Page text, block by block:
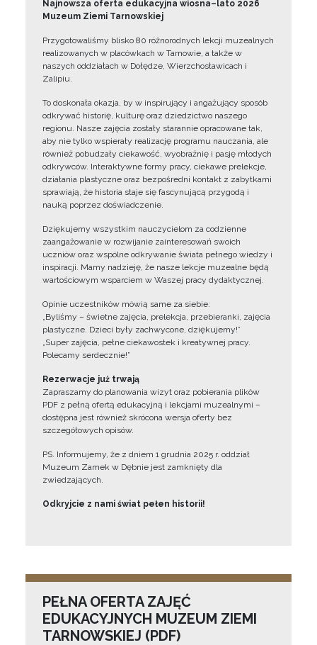
Najnowsza oferta edukacyjna wiosna–lato 2026
Muzeum Ziemi Tarnowskiej
Przygotowaliśmy blisko 80 różnorodnych lekcji muzealnych
realizowanych w placówkach w Tarnowie, a także w
naszych oddziałach w Dołędze, Wierzchosławicach i
Zalipiu.
To doskonała okazja, by w inspirujący i angażujący sposób
odkrywać historię, kulturę oraz dziedzictwo naszego
regionu. Nasze zajęcia zostały starannie opracowane tak,
aby nie tylko wspierały realizację programu nauczania, ale
również pobudzały ciekawość, wyobraźnię i pasję młodych
odkrywców. Interaktywne formy pracy, ciekawe prelekcje,
działania plastyczne oraz bezpośredni kontakt z zabytkami
sprawiają, że historia staje się fascynującą przygodą i
nauką poprzez doświadczenie.
Dziękujemy wszystkim nauczycielom za codzienne
zaangażowanie w rozwijanie zainteresowań swoich
uczniów oraz wspólne odkrywanie świata pełnego wiedzy i
inspiracji. Mamy nadzieję, że nasze lekcje muzealne będą
wartościowym wsparciem w Waszej pracy dydaktycznej.
Opinie uczestników mówią same za siebie:
„Byliśmy – świetne zajęcia, prelekcja, przebieranki, zajęcia
plastyczne. Dzieci były zachwycone, dziękujemy!”
„Super zajęcia, pełne ciekawostek i kreatywnej pracy.
Polecamy serdecznie!”
Rezerwacje już trwają
Zapraszamy do planowania wizyt oraz pobierania plików
PDF z pełną ofertą edukacyjną i lekcjami muzealnymi –
dostępna jest również skrócona wersja oferty bez
szczegółowych opisów.
PS. Informujemy, że z dniem 1 grudnia 2025 r. oddział
Muzeum Zamek w Dębnie jest zamknięty dla
zwiedzających.
Odkryjcie z nami świat pełen historii!
PEŁNA OFERTA ZAJĘĆ
EDUKACYJNYCH MUZEUM ZIEMI
TARNOWSKIEJ (PDF)